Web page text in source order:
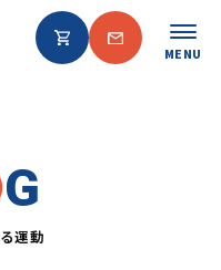
MENU
G
運動